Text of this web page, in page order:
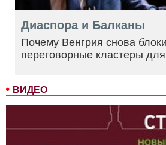
ВИДЕО
Диаспора и Балканы
Почему Венгрия снова
переговорные кластеры